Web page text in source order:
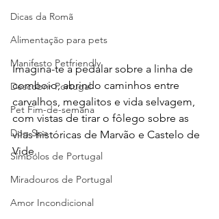
Dicas da Romã
Alimentação para pets
Manifesto Petfriendly
Descobrir Portugal
Pet Fim-de-semana
Dog Spa
Símbolos de Portugal
Miradouros de Portugal
Amor Incondicional
Imagina-te a pedalar sobre a linha de
comboio, abrindo caminhos entre
carvalhos, megalitos e vida selvagem,
com vistas de tirar o fôlego sobre as
vilas históricas de Marvão e Castelo de
Vide.